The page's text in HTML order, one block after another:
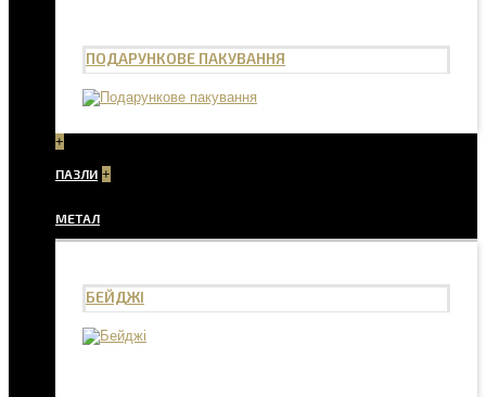
ПОДАРУНКОВЕ ПАКУВАННЯ
+
ПАЗЛИ +
МЕТАЛ
БЕЙДЖІ